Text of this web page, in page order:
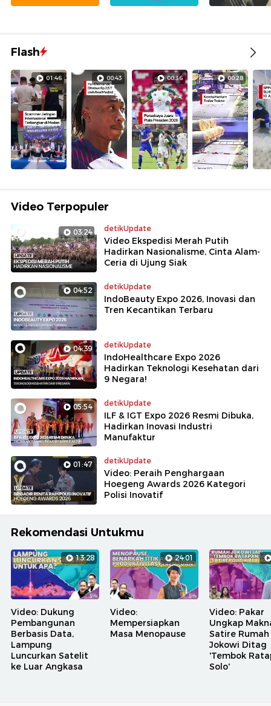
Flash
01:46 00:43 00:36 00:28
Video Terpopuler
03:24 detikUpdate
Video Ekspedisi Merah Putih
Hadirkan Nasionalisme, Cinta Alam-
Ceria di Ujung Siak
04:52 detikUpdate
IndoBeauty Expo 2026, Inovasi dan
Tren Kecantikan Terbaru
04:39 detikUpdate
IndoHealthcare Expo 2026
Hadirkan Teknologi Kesehatan dari
9 Negara!
05:54 detikUpdate
ILF & IGT Expo 2026 Resmi Dibuka,
Hadirkan Inovasi Industri
Manufaktur
01:47 detikUpdate
Video: Peraih Penghargaan
Hoegeng Awards 2026 Kategori
Polisi Inovatif
Rekomendasi Untukmu
13:28
Video: Dukung
Pembangunan
Berbasis Data,
Lampung
Luncurkan Satelit
ke Luar Angkasa
24:01
Video:
Mempersiapkan
Masa Menopause
Video: Pakar
Ungkap
Satire Rumah
Jokowi Ditag
'Tembok
Solo'